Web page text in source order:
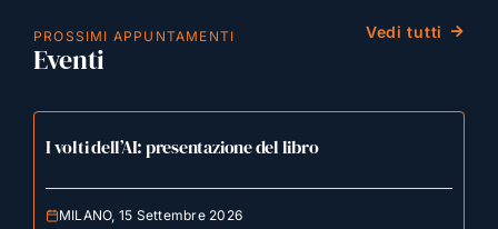
PROSSIMI APPUNTAMENTI
Eventi
Vedi tutti
I volti dell’AI: presentazione del libro
MILANO, 15 Settembre 2026